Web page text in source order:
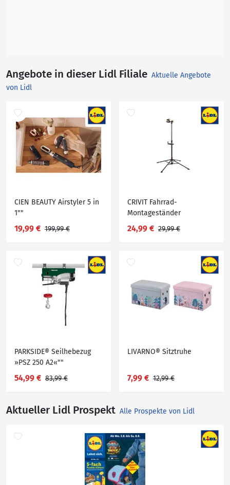
Angebote in dieser Lidl Filiale Aktuelle Angebote
von Lidl
CIEN BEAUTY Airstyler 5 in
1""
19,99 € 199,99 €
CRIVIT Fahrrad-
Montageständer
24,99 € 29,99 €
PARKSIDE® Seilhebezug
»PSZ 250 A2«""
54,99 € 83,99 €
LIVARNO® Sitztruhe
7,99 € 12,99 €
Aktueller Lidl Prospekt Alle Prospekte von Lidl